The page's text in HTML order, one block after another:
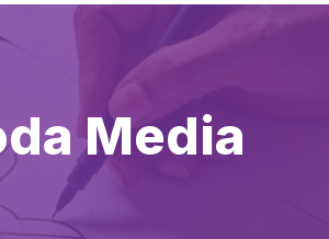
Media